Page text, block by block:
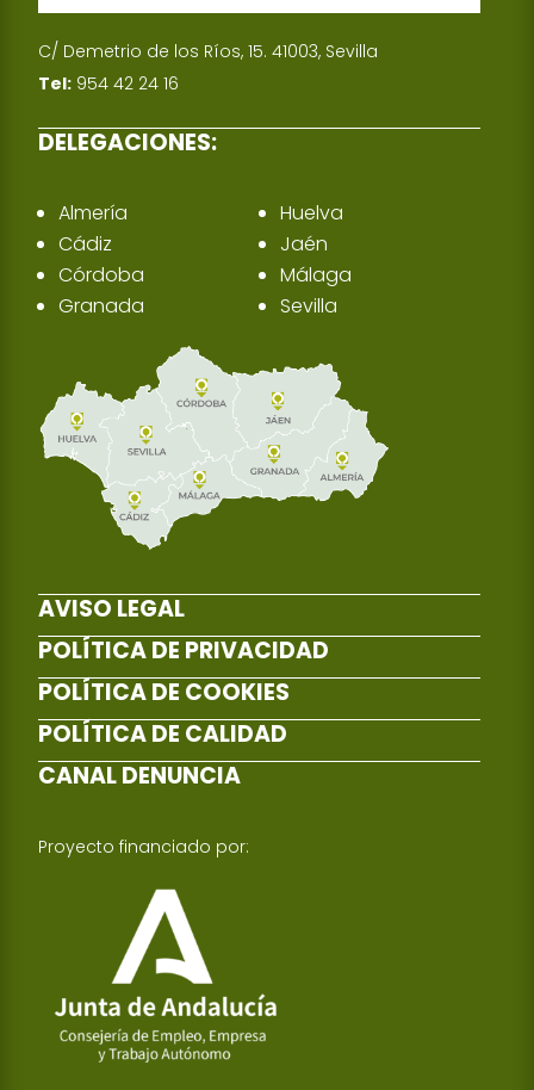
C/ Demetrio de los Ríos, 15. 41003, Sevilla
Tel: 954 42 24 16
DELEGACIONES:
Almería
Cádiz
Córdoba
Granada
Huelva
Jaén
Málaga
Sevilla
AVISO LEGAL
POLÍTICA DE PRIVACIDAD
POLÍTICA DE COOKIES
POLÍTICA DE CALIDAD
CANAL DENUNCIA
Proyecto financiado por: